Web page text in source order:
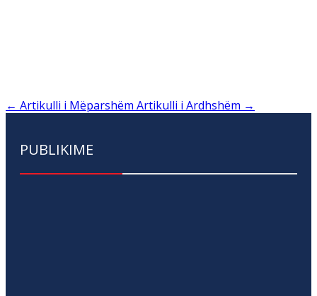
← Artikulli i Mëparshëm Artikulli i Ardhshëm →
PUBLIKIME